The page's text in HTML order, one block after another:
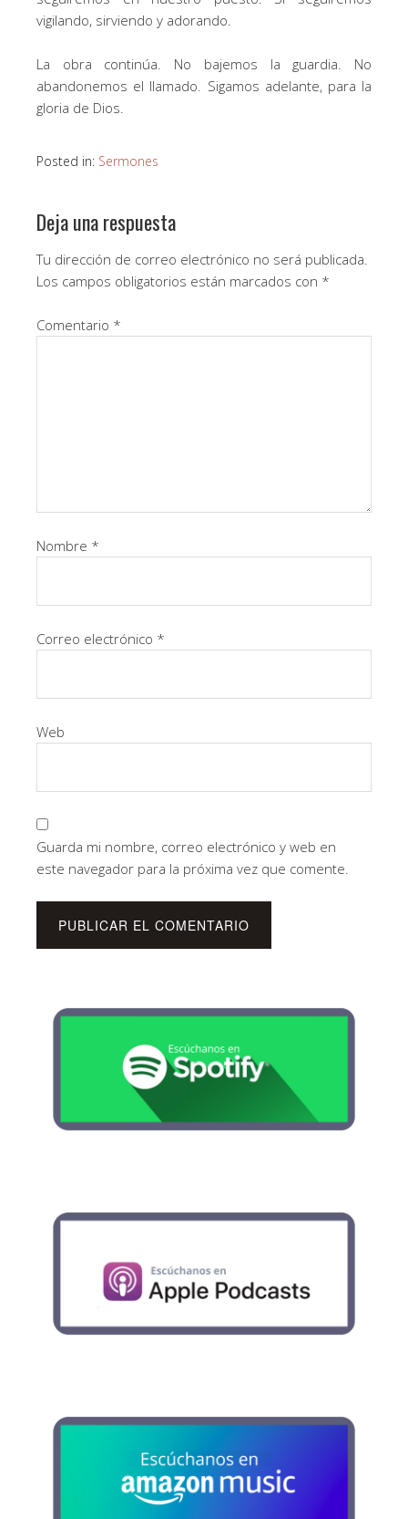
vigilando, sirviendo y adorando.
La obra continúa. No bajemos la guardia. No
abandonemos el llamado. Sigamos adelante, para la
gloria de Dios.
Posted in: Sermones
Deja una respuesta
Tu dirección de correo electrónico no será publicada.
Los campos obligatorios están marcados con *
Comentario *
Nombre *
Correo electrónico *
Web
Guarda mi nombre, correo electrónico y web en
este navegador para la próxima vez que comente.